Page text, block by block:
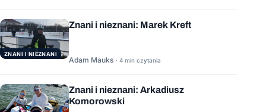
ZNANI I NIEZNANI
Znani i nieznani: Marek Kreft
Adam Mauks · 4 min czytania
Znani i nieznani: Arkadiusz
Komorowski